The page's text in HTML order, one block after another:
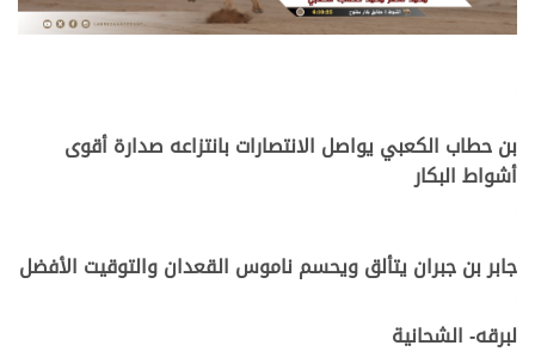
بن حطاب الكعبي يواصل الانتصارات بانتزاعه صدارة أقوى
أشواط البكار
جابر بن جبران يتألق ويحسم ناموس القعدان والتوقيت الأفضل
لبرقه- الشحانية